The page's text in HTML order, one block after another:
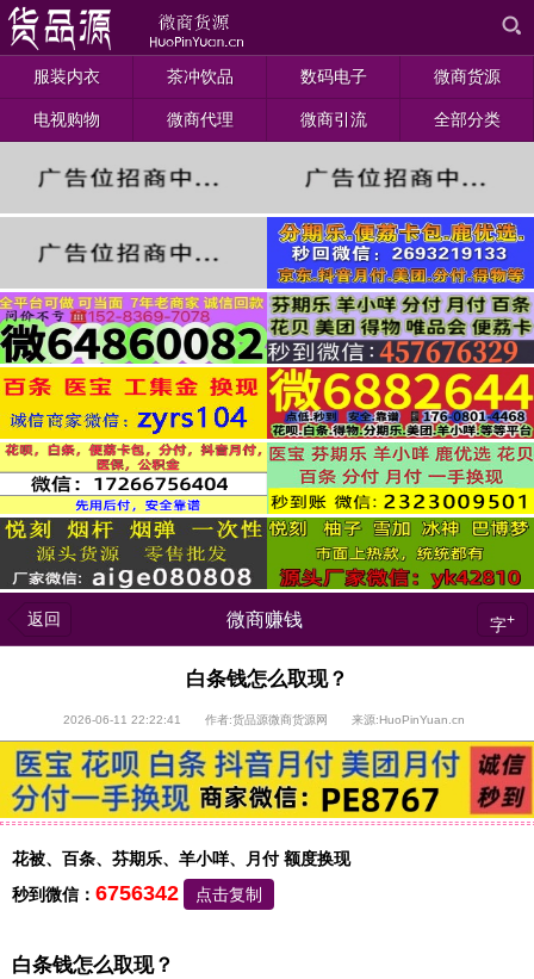
服装内衣 茶冲饮品 数码电子 微商货源
电视购物 微商代理 微商引流 全部分类
返回 微商赚钱 字+
白条钱怎么取现？
2026-06-11 22:22:41 作者:货品源微商货源网 来源:HuoPinYuan.cn
花被、百条、芬期乐、羊小咩、月付 额度换现
秒到微信： 6756342 点击复制
白条钱怎么取现？